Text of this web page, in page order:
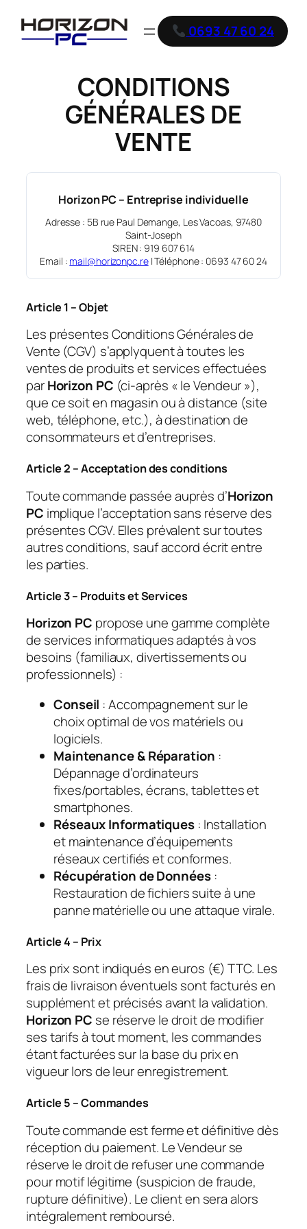
0693 47 60 24
CONDITIONS
GÉNÉRALES DE
VENTE
Horizon PC – Entreprise individuelle
Adresse : 5B rue Paul Demange, Les Vacoas, 97480
Saint-Joseph
SIREN : 919 607 614
Email : mail@horizonpc.re| Téléphone : 0693 47 60 24
Article 1 – Objet
Les présentes Conditions Générales de
Vente (CGV) s’applyquent à toutes les
ventes de produits et services effectuées
parHorizon PC (ci-après « le Vendeur »),
que ce soit en magasin ou à distance (site
web, téléphone, etc.), à destination de
consommateurs et d’entreprises.
Article 2 – Acceptation des conditions
Toute commande passée auprès d’Horizon
PC implique l’acceptation sans réserve des
présentes CGV. Elles prévalent sur toutes
autres conditions, sauf accord écrit entre
les parties.
Article 3 – Produits et Services
Horizon PC propose une gamme complète
de services informatiques adaptés à vos
besoins (familiaux, divertissements ou
professionnels) :
Conseil : Accompagnement sur le
choix optimal de vos matériels ou
logiciels.
Maintenance & Réparation :
Dépannage d’ordinateurs
fixes/portables, écrans, tablettes et
smartphones.
Réseaux Informatiques: Installation
et maintenance d’équipements
réseaux certifiés et conformes.
Récupération de Données:
Restauration de fichiers suite à une
panne matérielle ou une attaque virale.
Article 4 – Prix
Les prix sont indiqués en euros (€) TTC. Les
frais de livraison éventuels sont facturés en
supplément et précisés avant la validation.
Horizon PC se réserve le droit de modifier
ses tarifs à tout moment, les commandes
étant facturées sur la base du prix en
vigueur lors de leur enregistrement.
Article 5 – Commandes
Toute commande est ferme et définitive dès
réception du paiement. Le Vendeur se
réserve le droit de refuser une commande
pour motif légitime (suspicion de fraude,
rupture définitive). Le client en sera alors
intégralement remboursé.